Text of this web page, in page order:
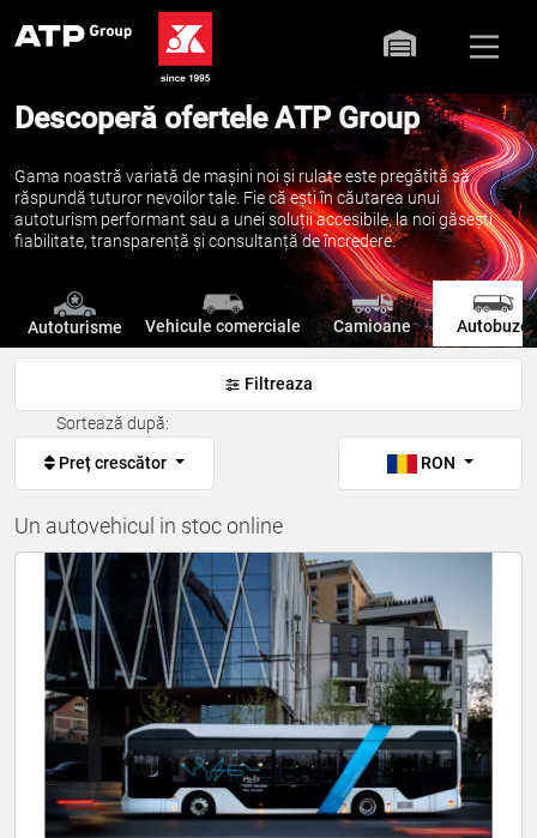
Descoperă ofertele ATP Group
Gama noastră variată de mașini noi și rulate este pregătită să
răspundă tuturor nevoilor tale. Fie că ești în căutarea unui
autoturism performant sau a unei soluții accesibile, la noi găsești
fiabilitate, transparență și consultanță de încredere.
Autoturisme Vehicule comerciale Camioane Autobuze
Filtreaza
Sortează după:
Preț crescător RON
Un autovehicul in stoc online